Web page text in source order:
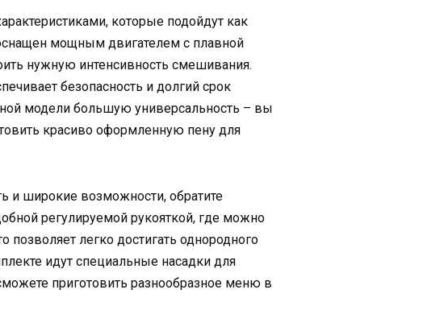
которые подойдут как
мощным двигателем с плавной
нужную интенсивность смешивания.
безопасность и долгий срок
модели большую универсальность – вы
красиво оформленную пену для
и широкие возможности, обратите
регулируемой рукояткой, где можно
легко достигать однородного
идут специальные насадки для
приготовить разнообразное меню в